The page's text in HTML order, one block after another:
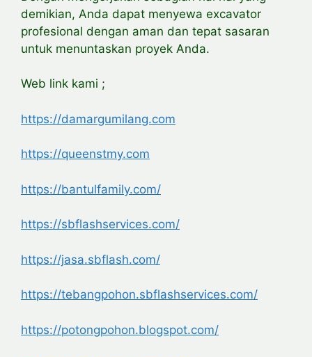
demikian, Anda dapat menyewa excavator
profesional dengan aman dan tepat sasaran
untuk menuntaskan proyek Anda.
Web link kami ;
https://damargumilang.com
https://queenstmy.com
https://bantulfamily.com/
https://sbflashservices.com/
https://jasa.sbflash.com/
https://tebangpohon.sbflashservices.com/
https://potongpohon.blogspot.com/